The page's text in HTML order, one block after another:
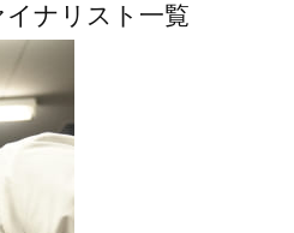
ナリスト一覧